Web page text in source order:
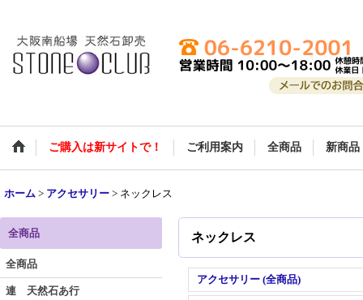
ご購入は新サイトで！ ご利用案内 全商品 新商品
ホーム > アクセサリー > ネックレス
全商品
全商品
連 天然石あ行
ネックレス
アクセサリー (全商品)